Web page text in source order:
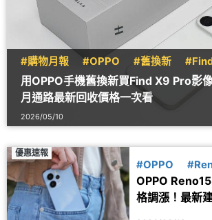
#購物月報 #OPPO #舊換新
用OPPO手機舊換新買Find X9 Pro影
月通路最新回收價格一次看
2026/05/10
優惠速報
#OPPO
OPPO
格調漲！最新